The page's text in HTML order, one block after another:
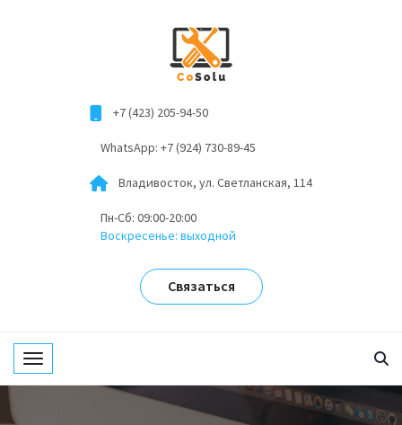
+7 (423) 205-94-50
WhatsApp: +7 (924) 730-89-45
Владивосток, ул. Светланская, 114
Пн-Сб: 09:00-20:00
Воскресенье: выходной
Связаться
Toggle navigation